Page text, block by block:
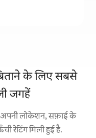
के लिए सबसे
जगहें
अपनी लोकेशन, सफ़ाई के
रेटिंग मिली हुई है.